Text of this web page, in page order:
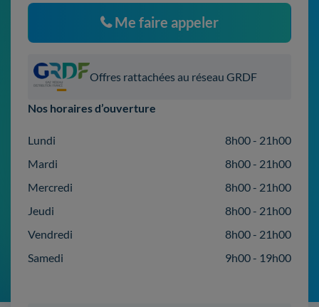
Me faire appeler
Offres rattachées au réseau GRDF
Nos horaires d’ouverture
Lundi
8h00 - 21h00
Mardi
8h00 - 21h00
Mercredi
8h00 - 21h00
Jeudi
8h00 - 21h00
Vendredi
8h00 - 21h00
Samedi
9h00 - 19h00